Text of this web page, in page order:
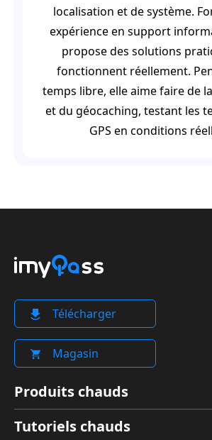
localisation et de système.
expérience en support
propose des solutions
fonctionnent réellement.
temps libre, elle aime faire de
et du géocaching, testant les
GPS en conditions
Télécharger
Magasin
Produits chauds
Tutoriels chauds